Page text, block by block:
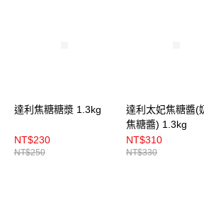
達利焦糖糖漿 1.3kg
NT$230
NT$250
達利太妃焦糖醬(
焦糖醬) 1.3kg
NT$310
NT$330